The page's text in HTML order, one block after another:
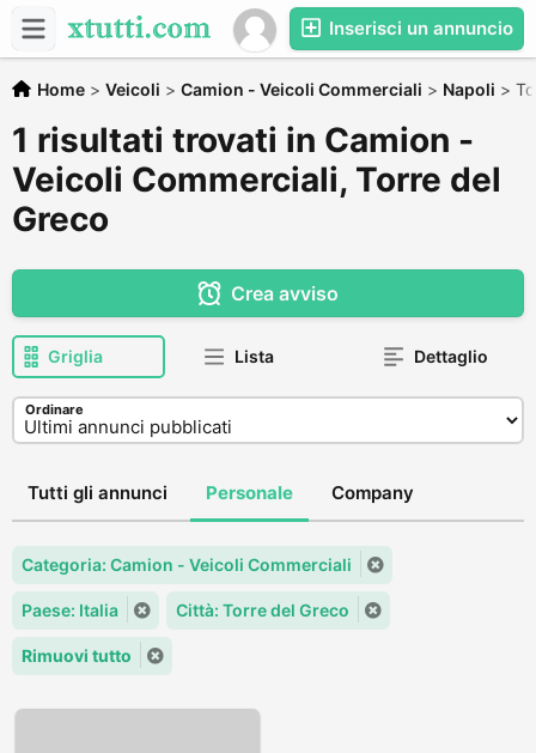
Inserisci un annuncio
Home > Veicoli > Camion - Veicoli Commerciali > Napoli >
1 risultati trovati in Camion -
Veicoli Commerciali, Torre del
Greco
Crea avviso
Griglia Lista Dettaglio
Ordinare
Tutti gli annunci Personale Company
Categoria: Camion - Veicoli Commerciali
Paese: Italia Città: Torre del Greco
Rimuovi tutto